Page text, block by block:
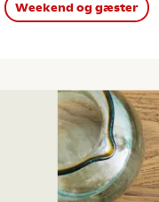
Weekend og gæster